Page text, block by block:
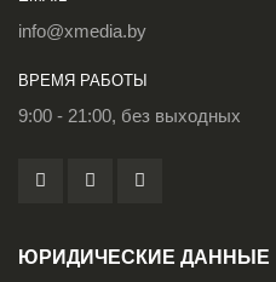
info@xmedia.by
ВРЕМЯ РАБОТЫ
9:00 - 21:00, без выходных
ЮРИДИЧЕСКИЕ ДАННЫЕ